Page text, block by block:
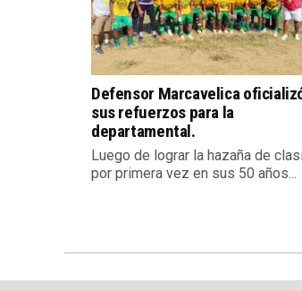
Defensor Marcavelica
sus refuerzos para la
departamental.
Luego de lograr la hazaña de
por primera vez en sus 50 años...